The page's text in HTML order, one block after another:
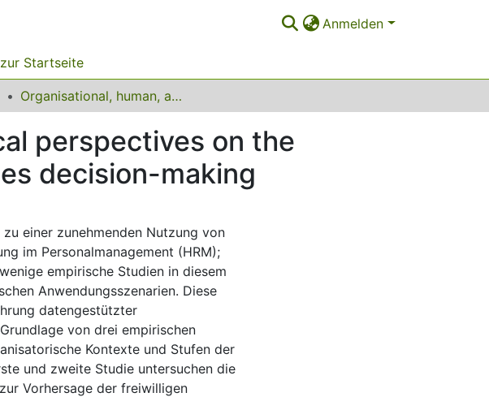
Anmelden
Startseite
Organisational, human, and technological perspectives on the adoption of data-driven human resources decision-making
perspectives on the
decision-making
einer zunehmenden Nutzung von
im Personalmanagement (HRM);
empirische Studien in diesem
Anwendungsszenarien. Diese
datengestützter
von drei empirischen
Kontexte und Stufen der
und zweite Studie untersuchen die
Vorhersage der freiwilligen